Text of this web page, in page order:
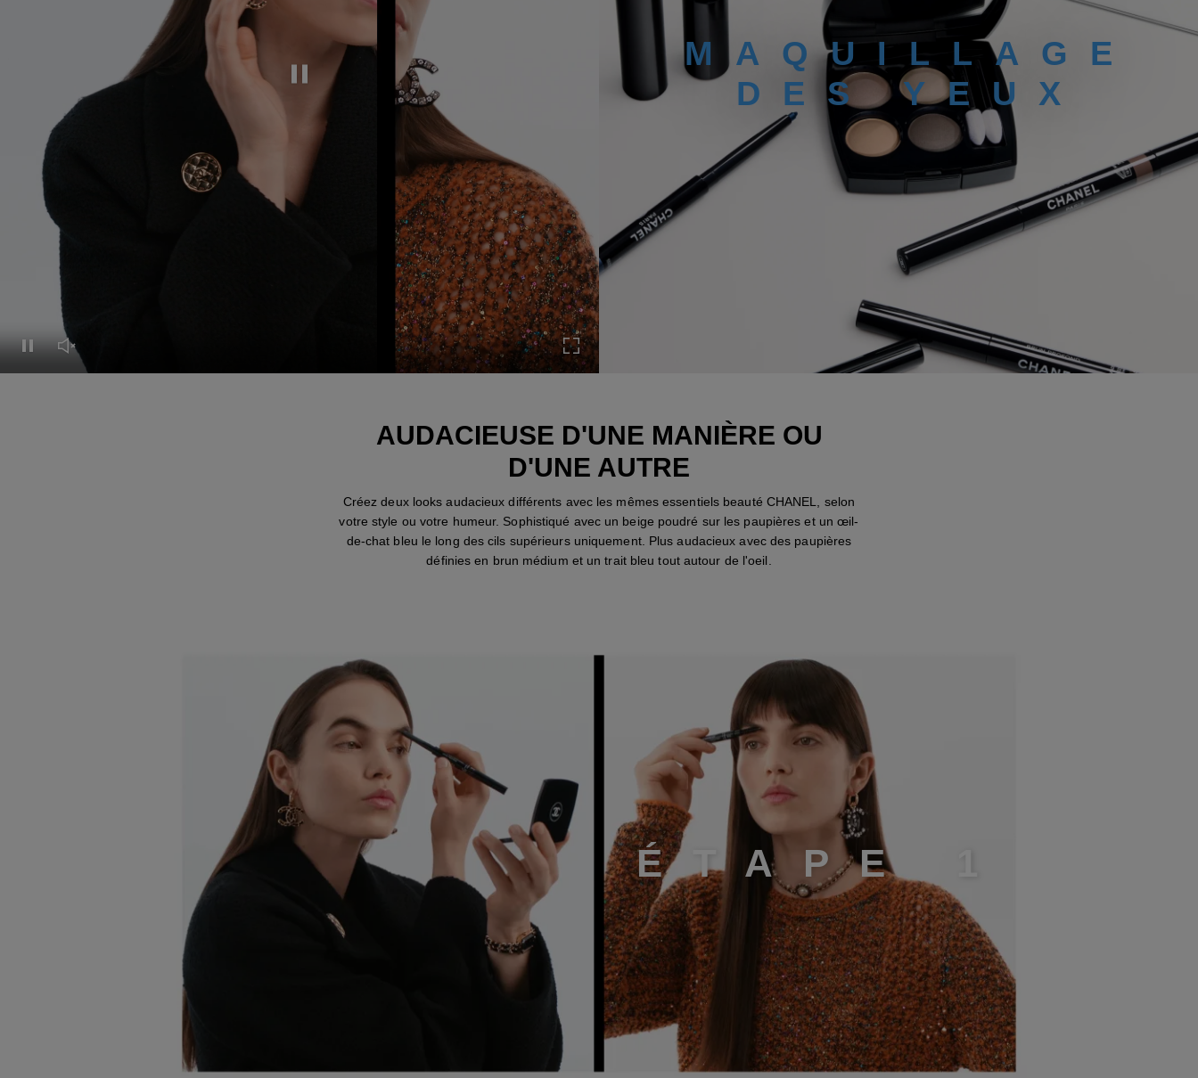
Mettre cette vidéo en pause
Mettre cette vidéo en pause
Réactiver le son de cette vidéo Activer le mode plein écran
MAQUILLAGE
DES YEUX
AUDACIEUSE D'UNE MANIÈRE OU
D'UNE AUTRE
Créez deux looks audacieux différents avec les mêmes essentiels beauté CHANEL, selon
votre style ou votre humeur. Sophistiqué avec un beige poudré sur les paupières et un œil-
de-chat bleu le long des cils supérieurs uniquement. Plus audacieux avec des paupières
définies en brun médium et un trait bleu tout autour de l'oeil.
ÉT A PE